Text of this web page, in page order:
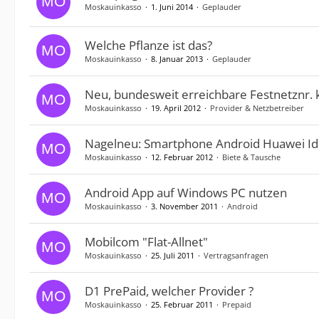
Moskauinkasso 1. Juni 2014 Geplauder
Welche Pflanze ist das?
Moskauinkasso 8. Januar 2013 Geplauder
Neu, bundesweit erreichbare Festnetznr.
Moskauinkasso 19. April 2012 Provider & Netzbetreiber
Nagelneu: Smartphone Android Huawei
Moskauinkasso 12. Februar 2012 Biete & Tausche
Android App auf Windows PC nutzen
Moskauinkasso 3. November 2011 Android
Mobilcom "Flat-Allnet"
Moskauinkasso 25. Juli 2011 Vertragsanfragen
D1 PrePaid, welcher Provider ?
Moskauinkasso 25. Februar 2011 Prepaid